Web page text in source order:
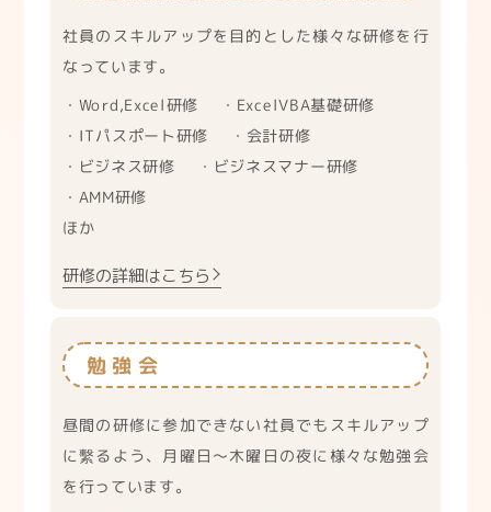
社員のスキルアップを目的とした様々な研修を行
なっています。
・Word,Excel研修 ・ExcelVBA基礎研修
・ITパスポート研修 ・会計研修
・ビジネス研修 ・ビジネスマナー研修
・AMM研修
ほか
研修の詳細はこちら
勉強会
昼間の研修に参加できない社員でもスキルアップ
に繫るよう、月曜日〜木曜日の夜に様々な勉強会
を行っています。